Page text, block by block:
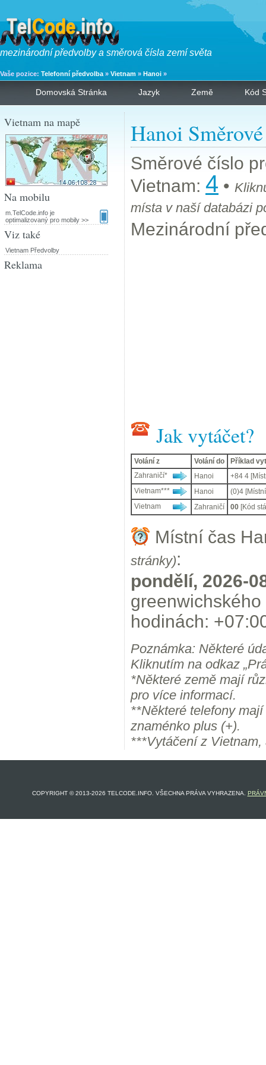
mezinárodní předvolby a směrová čísla zemí světa
Vaše pozice: Telefonní předvolba » Vietnam » Hanoi »
Domovská Stránka Jazyk Země Kód
Hanoi
Směrové číslo
Vietnam: 4 •
místa v naší databázi
Mezinárodní
Jak vytáčet?
Volání z Volání do
Příklad
Zahraničí*
Hanoi
+84 4
Vietnam***
Hanoi
(0)4
Vietnam
Zahraničí 00 [Kód
Místní čas
stránky):
pondělí, 2026-
hodinách:
Poznámka: Některé
Kliknutím na odkaz
*Některé země mají
pro více informací.
**Některé telefony
znaménko plus (+).
***Vytáčení z
Vietnam na mapě
Na mobilu
m.TelCode.info je
optimalizovaný pro mobily >>
Viz také
Vietnam Předvolby
Reklama
COPYRIGHT © 2013-2026 TELCODE.INFO. VŠECHNA PRÁVA VYHRAZENA.